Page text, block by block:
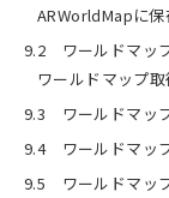
ARWorldMapに
9.2 ワールドマッ
ワールドマップ
9.3 ワールドマッ
9.4 ワールドマッ
9.5 ワールドマッ